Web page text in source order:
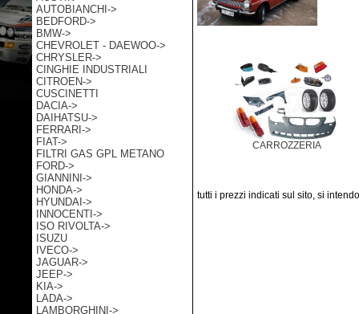
AUTOBIANCHI->
BEDFORD->
BMW->
CHEVROLET - DAEWOO->
CHRYSLER->
CINGHIE INDUSTRIALI
CITROEN->
CUSCINETTI
DACIA->
DAIHATSU->
FERRARI->
FIAT->
FILTRI GAS GPL METANO
FORD->
GIANNINI->
HONDA->
HYUNDAI->
INNOCENTI->
ISO RIVOLTA->
ISUZU
IVECO->
JAGUAR->
JEEP->
KIA->
LADA->
LAMBORGHINI->
CARROZZERIA
tutti i prezzi indicati sul sito, si